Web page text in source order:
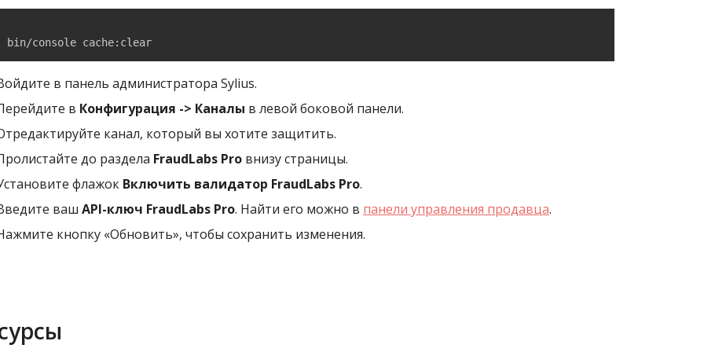
bin/console cache:clear
в панель администратора Sylius.
в Конфигурация -> Каналы в левой боковой панели.
канал, который вы хотите защитить.
до раздела FraudLabs Pro внизу страницы.
флажок Включить валидатор FraudLabs Pro.
ваш API-ключ FraudLabs Pro. Найти его можно в панели управления продавца.
кнопку «Обновить», чтобы сохранить изменения.